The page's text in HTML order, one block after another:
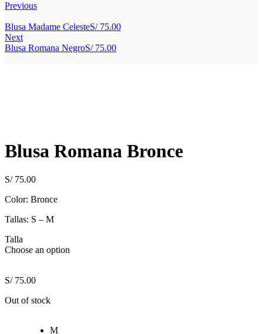
Previous
Blusa Madame CelesteS/75.00
Next
Blusa Romana NegroS/75.00
Blusa Romana Bronce
S/75.00
Color: Bronce
Tallas: S – M
Talla
Choose an option
S/75.00
Out of stock
M